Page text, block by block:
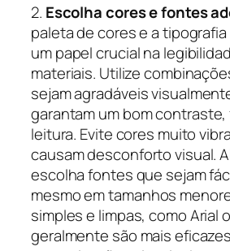
2. Escolha cores e fontes
paleta de cores e a
um papel crucial na
materiais. Utilize
sejam agradáveis
garantam um bom
leitura. Evite cores muito
causam desconforto visual.
escolha fontes que sejam
mesmo em tamanhos
simples e limpas, como Arial
geralmente são mais